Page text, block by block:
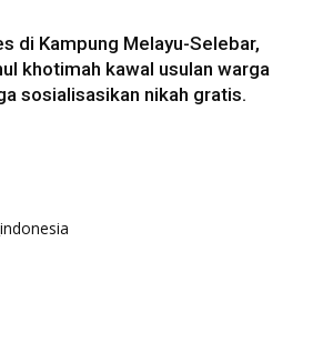
di Kampung Melayu-Selebar,
khotimah kawal usulan warga
sosialisasikan nikah gratis.